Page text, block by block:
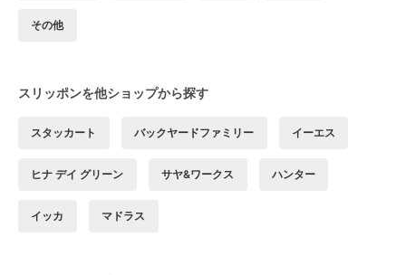
その他
スリッポンを他ショップから探す
スタッカート バックヤードファミリー イーエス
ヒナ デイ グリーン サヤ&ワークス ハンター
イッカ マドラス